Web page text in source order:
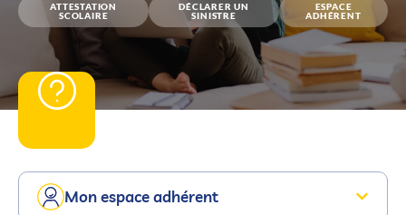
ATTESTATION
SCOLAIRE
DÉCLARER UN
SINISTRE
ESPACE
ADHÉRENT
Mon espace adhérent